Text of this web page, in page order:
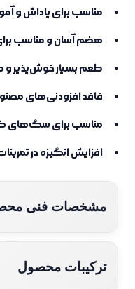
مناسب برای پاداش و
هضم آسان و مناسب
طعم بسیار خوش‌پذیر و
فاقد افزودنی‌های
مناسب برای سگ‌های
افزایش انگیزه در
مشخصات فنی
ترکیبات محصول